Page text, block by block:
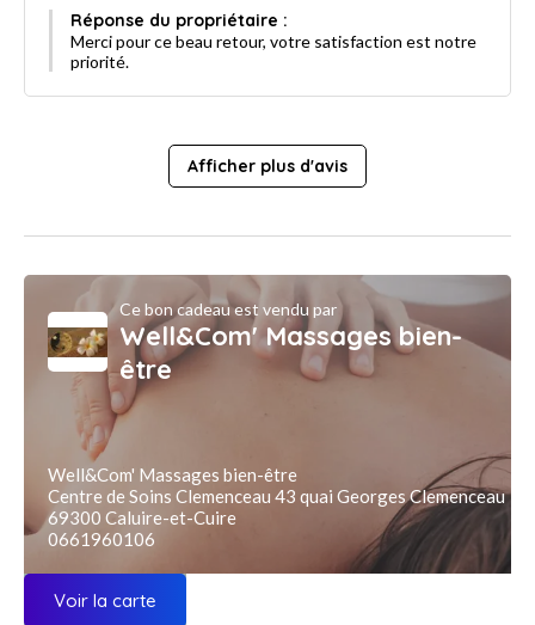
Réponse du propriétaire :
Merci pour ce beau retour, votre satisfaction est notre
priorité.
Afficher plus d'avis
Ce bon cadeau est vendu par
Well&Com' Massages bien-
être
Well&Com' Massages bien-être
Centre de Soins Clemenceau 43 quai Georges Clemenceau
69300 Caluire-et-Cuire
0661960106
Voir la carte